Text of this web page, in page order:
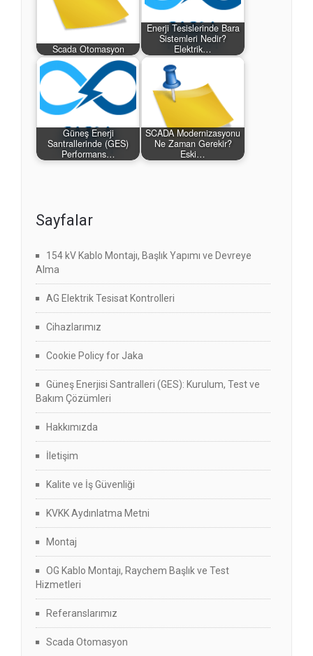
Scada Otomasyon
Enerji Tesislerinde Bara
Sistemleri Nedir?
Elektrik…
Güneş Enerji
Santrallerinde (GES)
Performans…
SCADA Modernizasyonu
Ne Zaman Gerekir?
Eski…
Sayfalar
154 kV Kablo Montajı, Başlık Yapımı ve Devreye
Alma
AG Elektrik Tesisat Kontrolleri
Cihazlarımız
Cookie Policy for Jaka
Güneş Enerjisi Santralleri (GES): Kurulum, Test ve
Bakım Çözümleri
Hakkımızda
İletişim
Kalite ve İş Güvenliği
KVKK Aydınlatma Metni
Montaj
OG Kablo Montajı, Raychem Başlık ve Test
Hizmetleri
Referanslarımız
Scada Otomasyon